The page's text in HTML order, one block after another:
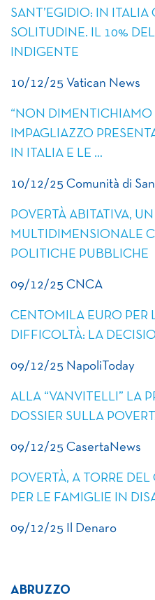
SANT’EGIDIO: IN ITALIA
SOLITUDINE. IL 10%
INDIGENTE
10/12/25 Vatican News
“NON DIMENTICHIAMO
IMPAGLIAZZO
IN ITALIA E LE …
10/12/25 Comunità di
POVERTÀ ABITATIVA,
MULTIDIMENSIONALE
POLITICHE PUBBLICHE
09/12/25 CNCA
CENTOMILA EURO PER
DIFFICOLTÀ: LA
09/12/25 NapoliToday
ALLA “VANVITELLI” LA
DOSSIER SULLA
09/12/25 CasertaNews
POVERTÀ, A TORRE
PER LE FAMIGLIE IN
09/12/25 Il Denaro
ABRUZZO